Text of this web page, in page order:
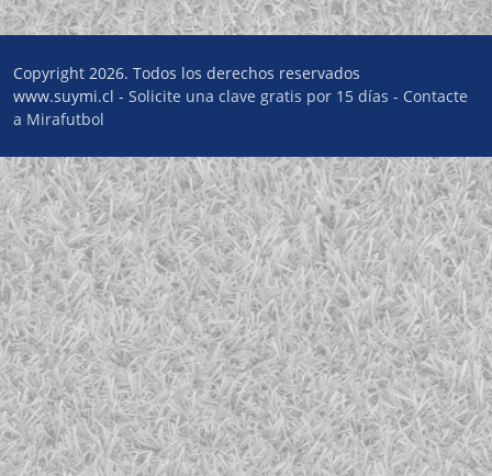
Copyright 2026. Todos los derechos reservados
www.suymi.cl - Solicite una clave gratis por 15 días - Contacte
a Mirafutbol